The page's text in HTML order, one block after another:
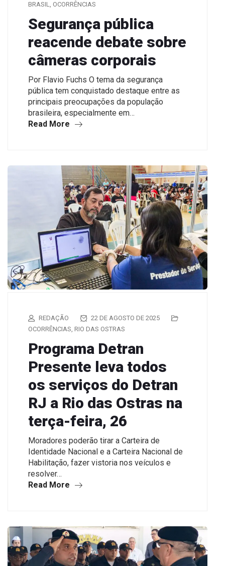
BRASIL, OCORRÊNCIAS
Segurança pública
reacende debate sobre
câmeras corporais
Por Flavio Fuchs O tema da segurança
pública tem conquistado destaque entre as
principais preocupações da população
brasileira, especialmente em…
Read More
REDAÇÃO
22 DE AGOSTO DE 2025
OCORRÊNCIAS RIO DAS OSTRAS
Programa Detran
Presente leva todos
os serviços do Detran
RJ a Rio das Ostras na
terça-feira, 26
Moradores poderão tirar a Carteira de
Identidade Nacional e a Carteira Nacional de
Habilitação, fazer vistoria nos veículos e
resolver…
Read More